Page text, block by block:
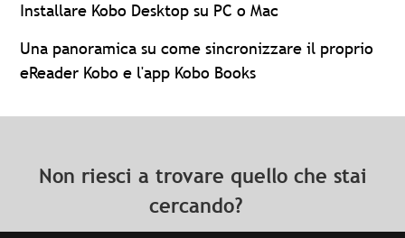
Installare Kobo Desktop su PC o Mac
Una panoramica su come sincronizzare il proprio
eReader Kobo e l'app Kobo Books
Non riesci a trovare quello che stai
cercando?